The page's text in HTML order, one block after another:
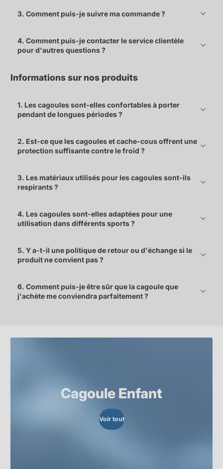
3. Comment puis-je suivre ma commande ?
4. Comment puis-je contacter le service clientèle
pour d'autres questions ?
Informations sur nos produits
1. Les cagoules sont-elles confortables à porter
pendant de longues périodes ?
2. Est-ce que les cagoules et cache-cous offrent une
protection suffisante contre le froid ?
3. Les matériaux utilisés pour les cagoules sont-ils
respirants ?
4. Les cagoules sont-elles adaptées pour une
utilisation dans différents sports ?
5. Y a-t-il une politique de retour ou d'échange si le
produit ne convient pas ?
6. Comment puis-je être sûr que la cagoule que
j'achète me conviendra parfaitement ?
Cagoule Enfant
Voir tout